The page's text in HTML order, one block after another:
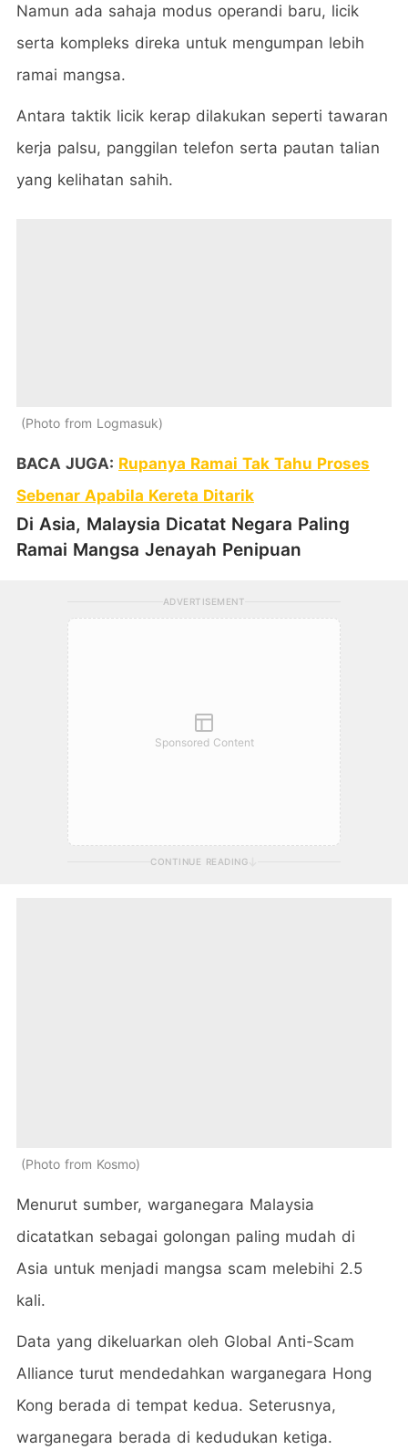
Namun ada sahaja modus operandi baru, licik
serta kompleks direka untuk mengumpan lebih
ramai mangsa.
Antara taktik licik kerap dilakukan seperti tawaran
kerja palsu, panggilan telefon serta pautan talian
yang kelihatan sahih.
Photo from Logmasuk
BACA JUGA: Rupanya Ramai Tak Tahu Proses
Sebenar Apabila Kereta Ditarik
Di Asia, Malaysia Dicatat Negara Paling
Ramai Mangsa Jenayah Penipuan
ADVERTISEMENT
Sponsored Content
CONTINUE READING
Photo from Kosmo
Menurut sumber, warganegara Malaysia
dicatatkan sebagai golongan paling mudah di
Asia untuk menjadi mangsa scam melebihi 2.5
kali.
Data yang dikeluarkan oleh Global Anti-Scam
Alliance turut mendedahkan warganegara Hong
Kong berada di tempat kedua. Seterusnya,
warganegara berada di kedudukan ketiga.